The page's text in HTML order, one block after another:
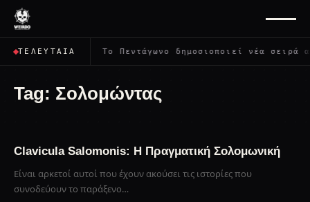
ΤΕΛΕΥΤΑΊΑ
όλους; Το Πεντάγωνο δημοσιοποιεί νέα σειρά
Tag: Σολομώντας
Clavicula Salomonis: H Πραγματική Σολομωνική
Είναι αρκετοί αυτοί που έχουν ακούσει τις ιστορίες που
συνοδεύουν το παράξενο…